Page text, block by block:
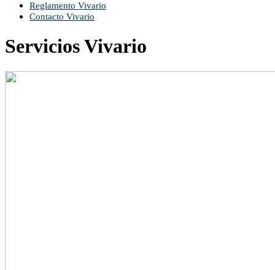
Reglamento Vivario
Contacto Vivario
Servicios Vivario